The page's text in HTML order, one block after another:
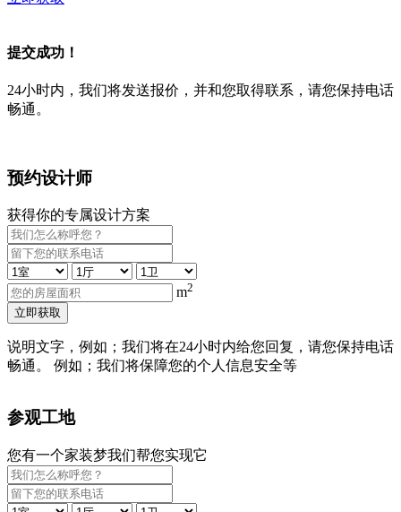
提交成功！
24小时内，我们将发送报价，并和您取得联系，请您保持电话
畅通。
预约设计师
获得你的专属设计方案
m2
立即获取
说明文字，例如；我们将在24小时内给您回复，请您保持电话
畅通。 例如；我们将保障您的个人信息安全等
参观工地
您有一个家装梦我们帮您实现它